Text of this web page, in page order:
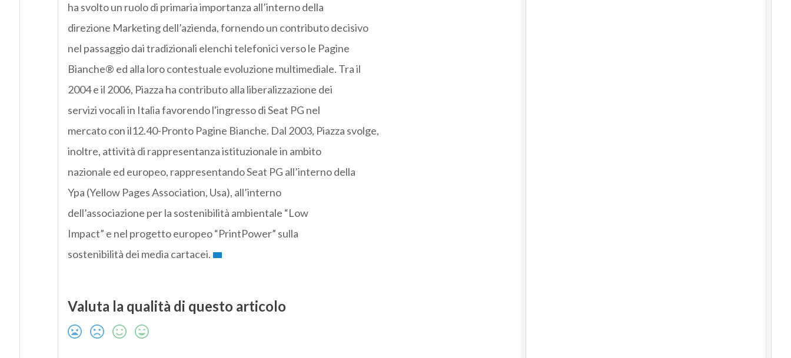
ha svolto un ruolo di primaria importanza all’interno della
direzione Marketing dell’azienda, fornendo un contributo decisivo
nel passaggio dai tradizionali elenchi telefonici verso le Pagine
Bianche® ed alla loro contestuale evoluzione multimediale. Tra il
2004 e il 2006, Piazza ha contributo alla liberalizzazione dei
servizi vocali in Italia favorendo l'ingresso di Seat PG nel
mercato con il12.40-Pronto Pagine Bianche. Dal 2003, Piazza svolge,
inoltre, attività di rappresentanza istituzionale in ambito
nazionale ed europeo, rappresentando Seat PG all’interno della
Ypa (Yellow Pages Association, Usa), all’interno
dell’associazione per la sostenibilità ambientale “Low
Impact” e nel progetto europeo “PrintPower” sulla
sostenibilità dei media cartacei.
Valuta la qualità di questo articolo